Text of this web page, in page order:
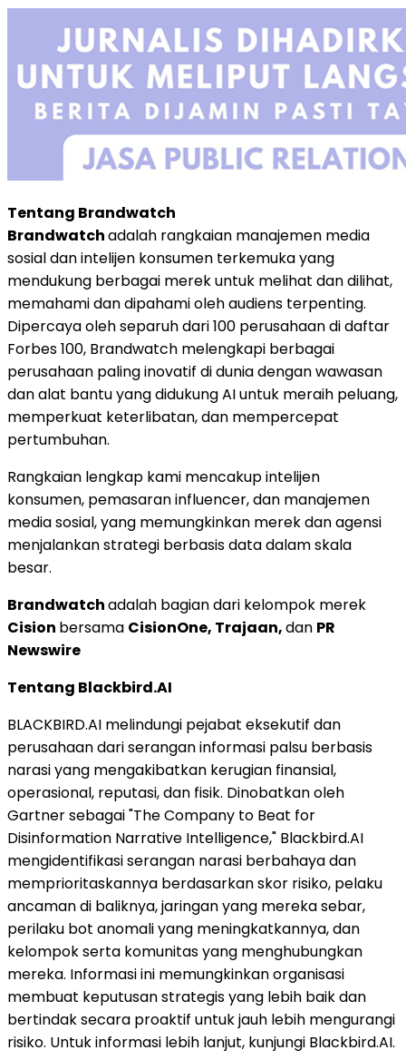
Tentang Brandwatch
Brandwatchadalah rangkaian manajemen media
sosial dan intelijen konsumen terkemuka yang
mendukung berbagai merek untuk melihat dan dilihat,
memahami dan dipahami oleh audiens terpenting.
Dipercaya oleh separuh dari 100 perusahaan di daftar
Forbes 100, Brandwatch melengkapi berbagai
perusahaan paling inovatif di dunia dengan wawasan
dan alat bantu yang didukung AI untuk meraih peluang,
memperkuat keterlibatan, dan mempercepat
pertumbuhan.
Rangkaian lengkap kami mencakup intelijen
konsumen, pemasaran influencer, dan manajemen
media sosial, yang memungkinkan merek dan agensi
menjalankan strategi berbasis data dalam skala
besar.
Brandwatchadalah bagian dari kelompok merek
Cision bersama CisionOne, Trajaan,dan PR
Newswire
Tentang Blackbird.AI
BLACKBIRD.AI melindungi pejabat eksekutif dan
perusahaan dari serangan informasi palsu berbasis
narasi yang mengakibatkan kerugian finansial,
operasional, reputasi, dan fisik. Dinobatkan oleh
Gartner sebagai "The Company to Beat for
Disinformation Narrative Intelligence," Blackbird.AI
mengidentifikasi serangan narasi berbahaya dan
memprioritaskannya berdasarkan skor risiko, pelaku
ancaman di baliknya, jaringan yang mereka sebar,
perilaku bot anomali yang meningkatkannya, dan
kelompok serta komunitas yang menghubungkan
mereka. Informasi ini memungkinkan organisasi
membuat keputusan strategis yang lebih baik dan
bertindak secara proaktif untuk jauh lebih mengurangi
risiko. Untuk informasi lebih lanjut, kunjungi Blackbird.AI.